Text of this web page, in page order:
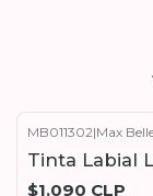
No
MB011302|Max
Tinta Labial
$1.090 CLP